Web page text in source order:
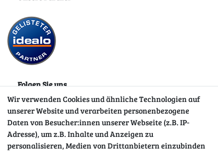
Folgen Sie uns
Wir verwenden Cookies und ähnliche Technologien auf
unserer Website und verarbeiten personenbezogene
Daten von Besucher:innen unserer Webseite (z.B. IP-
Adresse), um z.B. Inhalte und Anzeigen zu
personalisieren, Medien von Drittanbietern einzubinden